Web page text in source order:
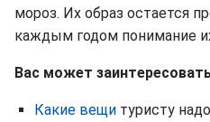
мороз. Их образ остается
каждым годом понимание
Вас может
Какие вещи туристу